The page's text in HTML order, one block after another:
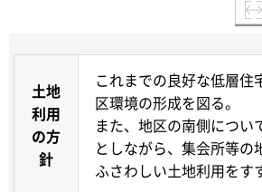
土地
利用
の方
針
これまでの良好な低層
区環境の形成を図る。
また、地区の南側につ
としながら、集会所等
ふさわしい土地利用をす